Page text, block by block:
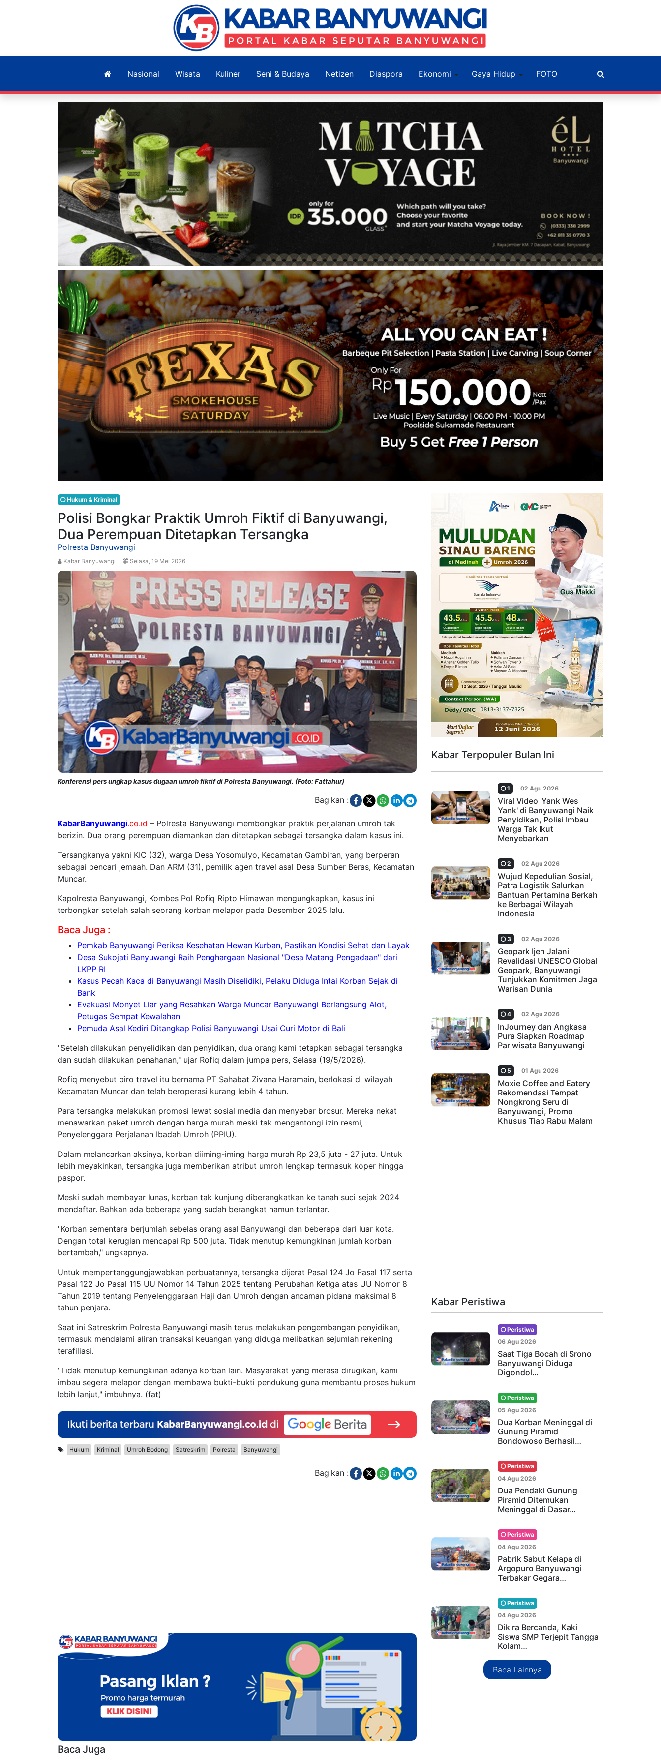
Nasional Wisata Kuliner Seni & Budaya Netizen Diaspora Ekonomi Gaya Hidup FOTO
Hukum & Kriminal
Polisi Bongkar Praktik Umroh Fiktif di Banyuwangi,
Dua Perempuan Ditetapkan Tersangka
Polresta Banyuwangi
Kabar Banyuwangi Selasa, 19 Mei 2026
Konferensi pers ungkap kasus dugaan umroh fiktif di Polresta Banyuwangi. (Foto: Fattahur)
Bagikan :
KabarBanyuwangi.co.id – Polresta Banyuwangi membongkar praktik perjalanan umroh tak
berizin. Dua orang perempuan diamankan dan ditetapkan sebagai tersangka dalam kasus ini.
Tersangkanya yakni KIC (32), warga Desa Yosomulyo, Kecamatan Gambiran, yang berperan
sebagai pencari jemaah. Dan ARM (31), pemilik agen travel asal Desa Sumber Beras, Kecamatan
Muncar.
Kapolresta Banyuwangi, Kombes Pol Rofiq Ripto Himawan mengungkapkan, kasus ini
terbongkar setelah salah seorang korban melapor pada Desember 2025 lalu.
Baca Juga :
Pemkab Banyuwangi Periksa Kesehatan Hewan Kurban, Pastikan Kondisi Sehat dan Layak
Desa Sukojati Banyuwangi Raih Penghargaan Nasional "Desa Matang Pengadaan" dari
LKPP RI
Kasus Pecah Kaca di Banyuwangi Masih Diselidiki, Pelaku Diduga Intai Korban Sejak di
Bank
Evakuasi Monyet Liar yang Resahkan Warga Muncar Banyuwangi Berlangsung Alot,
Petugas Sempat Kewalahan
Pemuda Asal Kediri Ditangkap Polisi Banyuwangi Usai Curi Motor di Bali
"Setelah dilakukan penyelidikan dan penyidikan, dua orang kami tetapkan sebagai tersangka
dan sudah dilakukan penahanan," ujar Rofiq dalam jumpa pers, Selasa (19/5/2026).
Rofiq menyebut biro travel itu bernama PT Sahabat Zivana Haramain, berlokasi di wilayah
Kecamatan Muncar dan telah beroperasi kurang lebih 4 tahun.
Para tersangka melakukan promosi lewat sosial media dan menyebar brosur. Mereka nekat
menawarkan paket umroh dengan harga murah meski tak mengantongi izin resmi,
Penyelenggara Perjalanan Ibadah Umroh (PPIU).
Dalam melancarkan aksinya, korban diiming-iming harga murah Rp 23,5 juta - 27 juta. Untuk
lebih meyakinkan, tersangka juga memberikan atribut umroh lengkap termasuk koper hingga
paspor.
Meski sudah membayar lunas, korban tak kunjung diberangkatkan ke tanah suci sejak 2024
mendaftar. Bahkan ada beberapa yang sudah berangkat namun terlantar.
"Korban sementara berjumlah sebelas orang asal Banyuwangi dan beberapa dari luar kota.
Dengan total kerugian mencapai Rp 500 juta. Tidak menutup kemungkinan jumlah korban
bertambah," ungkapnya.
Untuk mempertanggungjawabkan perbuatannya, tersangka dijerat Pasal 124 Jo Pasal 117 serta
Pasal 122 Jo Pasal 115 UU Nomor 14 Tahun 2025 tentang Perubahan Ketiga atas UU Nomor 8
Tahun 2019 tentang Penyelenggaraan Haji dan Umroh dengan ancaman pidana maksimal 8
tahun penjara.
Saat ini Satreskrim Polresta Banyuwangi masih terus melakukan pengembangan penyidikan,
termasuk mendalami aliran transaksi keuangan yang diduga melibatkan sejumlah rekening
terafiliasi.
"Tidak menutup kemungkinan adanya korban lain. Masyarakat yang merasa dirugikan, kami
imbau segera melapor dengan membawa bukti-bukti pendukung guna membantu proses hukum
lebih lanjut," imbuhnya. (fat)
Hukum Kriminal Umroh Bodong Satreskrim Polresta Banyuwangi
Bagikan :
Baca Juga
Kabar Terpopuler Bulan Ini
1 02 Agu 2026
Viral Video 'Yank Wes
Yank' di Banyuwangi Naik
Penyidikan, Polisi Imbau
Warga Tak Ikut
Menyebarkan
2 02 Agu 2026
Wujud Kepedulian Sosial,
Patra Logistik Salurkan
Bantuan Pertamina Berkah
ke Berbagai Wilayah
Indonesia
3 02 Agu 2026
Geopark Ijen Jalani
Revalidasi UNESCO Global
Geopark, Banyuwangi
Tunjukkan Komitmen Jaga
Warisan Dunia
4 02 Agu 2026
InJourney dan Angkasa
Pura Siapkan Roadmap
Pariwisata Banyuwangi
5 01 Agu 2026
Moxie Coffee and Eatery
Rekomendasi Tempat
Nongkrong Seru di
Banyuwangi, Promo
Khusus Tiap Rabu Malam
Kabar Peristiwa
Peristiwa
06 Agu 2026
Saat Tiga Bocah di Srono
Banyuwangi Diduga
Digondol…
Peristiwa
05 Agu 2026
Dua Korban Meninggal di
Gunung Piramid
Bondowoso Berhasil…
Peristiwa
04 Agu 2026
Dua Pendaki Gunung
Piramid Ditemukan
Meninggal di Dasar…
Peristiwa
04 Agu 2026
Pabrik Sabut Kelapa di
Argopuro Banyuwangi
Terbakar Gegara…
Peristiwa
04 Agu 2026
Dikira Bercanda, Kaki
Siswa SMP Terjepit Tangga
Kolam…
Baca Lainnya